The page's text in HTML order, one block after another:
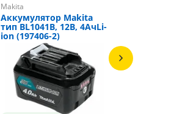
Makita
Аккумулятор Makita
тип BL1041B, 12В, 4АчLi-
ion (197406-2)